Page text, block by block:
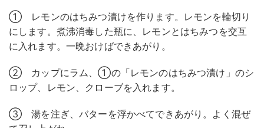
① レモンのはちみつ漬けを作ります。レモンを輪切り
にします。煮沸消毒した瓶に、レモンとはちみつを交互
に入れます。一晩おけばできあがり。
② カップにラム、①の「レモンのはちみつ漬け」のシ
ロップ、レモン、クローブを入れます。
③ 湯を注ぎ、バターを浮かべてできあがり。よく混ぜ